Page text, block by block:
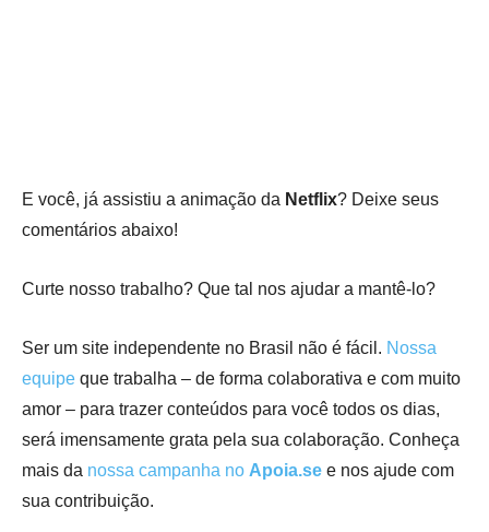
E você, já assistiu a animação da Netflix? Deixe seus
comentários abaixo!
Curte nosso trabalho? Que tal nos ajudar a mantê-lo?
Ser um site independente no Brasil não é fácil. Nossa
equipe que trabalha – de forma colaborativa e com muito
amor – para trazer conteúdos para você todos os dias,
será imensamente grata pela sua colaboração. Conheça
mais da nossa campanha no Apoia.se e nos ajude com
sua contribuição.